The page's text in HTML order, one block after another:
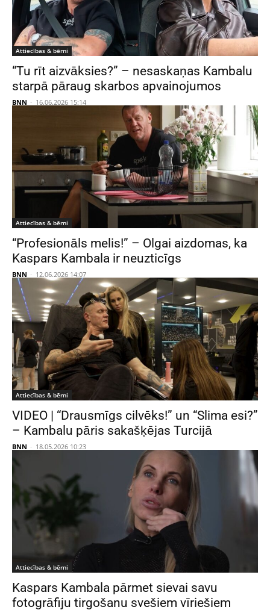
Attiecības & bērni
“Tu rīt aizvāksies?” – nesaskaņas Kambalu
starpā pāraug skarbos apvainojumos
BNN - 16.06.2026 15:14
Attiecības & bērni
“Profesionāls melis!” – Olgai aizdomas, ka
Kaspars Kambala ir neuzticīgs
BNN - 12.06.2026 14:07
Attiecības & bērni
VIDEO | “Drausmīgs cilvēks!” un “Slima esi?”
– Kambalu pāris sakašķējas Turcijā
BNN - 18.05.2026 10:23
Attiecības & bērni
Kaspars Kambala pārmet sievai savu
fotogrāfiju tirgošanu svešiem vīriešiem